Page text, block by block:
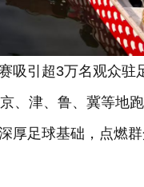
吸引超3万名观众驻
、津、鲁、冀等地
厚足球基础，点燃群